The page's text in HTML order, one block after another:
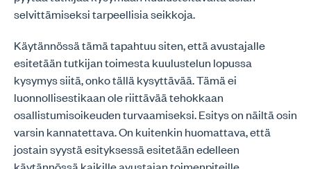
selvittämiseksi tarpeellisia seikkoja.
Käytännössä tämä tapahtuu siten, että avustajalle
esitetään tutkijan toimesta kuulustelun lopussa
kysymys siitä, onko tällä kysyttävää. Tämä ei
luonnollisestikaan ole riittävää tehokkaan
osallistumisoikeuden turvaamiseksi. Esitys on näiltä osin
varsin kannatettava. On kuitenkin huomattava, että
jostain syystä esityksessä esitetään edelleen